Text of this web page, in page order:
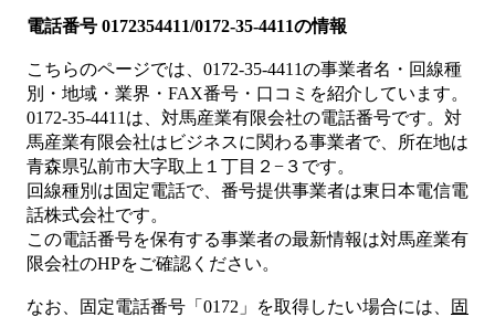
電話番号 0172354411/0172-35-4411の情報
こちらのページでは、 0172-35-4411の事業者名・回線種
別・地域・業界・FAX番号・口コミを紹介しています。
0172-35-4411 は、 対馬産業有限会社の電話番号です。 対
馬産業有限会社は ビジネスに関わる事業者で、所在地は
青森県弘前市大字取上１丁目２−３ です。
回線種別は固定電話で、番号提供事業者は東日本電信電
話株式会社です。
この電話番号を保有する事業者の最新情報は対馬産業有
限会社のHPをご確認ください。
なお、固定電話番号「 0172 」を取得したい場合には、
固